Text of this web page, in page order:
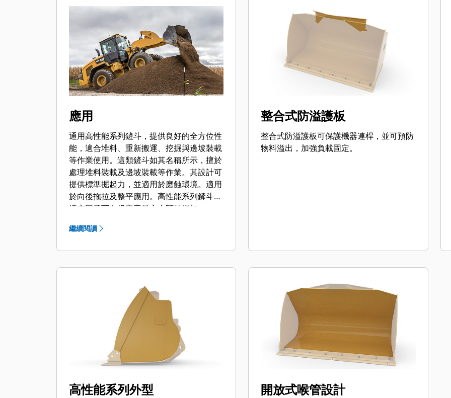
應用
通用高性能系列鏟斗，提供良好的全方位性
能，適合堆料、重新搬運、挖掘與邊坡裝載
等作業使用。這類鏟斗如其名稱所示，擅於
處理堆料裝載及邊坡裝載等作業。其設計可
提供標準掘起力，並適用於磨蝕環境。適用
於向後拖拉及整平應用。高性能系列鏟斗的
填充因子可在規定容量之上額外增加
繼續閱讀
整合式防溢護板
整合式防溢護板可保護機器連桿，並可預防
物料溢出，加強負載固定。
高性能系列外型 開放式喉管設計